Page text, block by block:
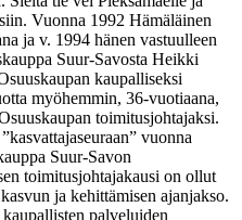
Vuonna 1992 Hämäläinen
ja v. 1994 hänen vastuulleen
Suur-Savosta Heikki
kaupalliseksi
myöhemmin, 36-vuotiaana,
toimitusjohtajaksi.
vuonna
Suur-Savon
toimitusjohtajakausi on ollut
ja kehittämisen ajanjakso.
palveluiden